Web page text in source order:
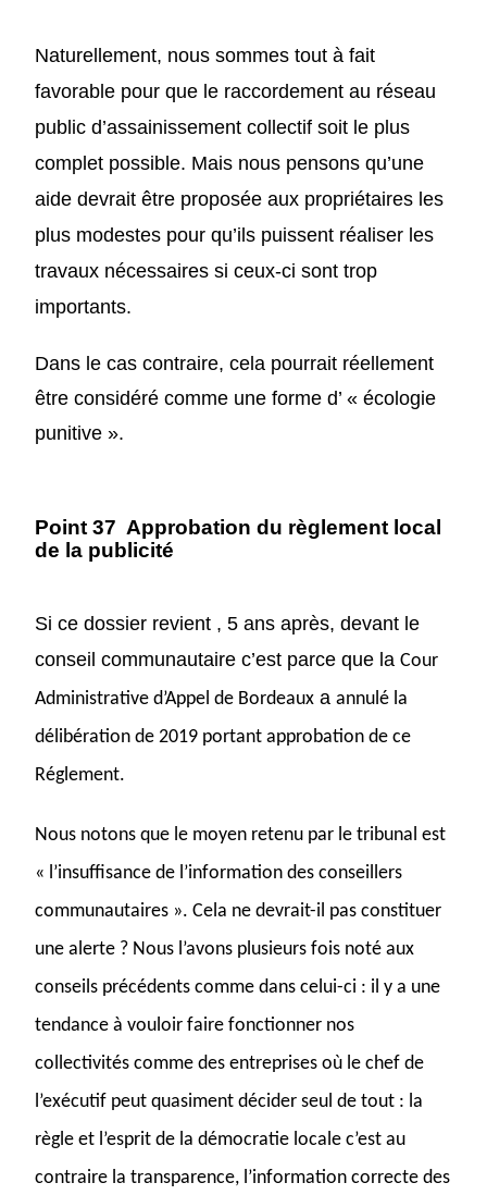
Naturellement, nous sommes tout à fait
favorable pour que le raccordement au réseau
public d’assainissement collectif soit le plus
complet possible. Mais nous pensons qu’une
aide devrait être proposée aux propriétaires les
plus modestes pour qu’ils puissent réaliser les
travaux nécessaires si ceux-ci sonttrop
importants.
Dans le cas contraire, cela pourrait réellement
être considéré comme une forme d’ « écologie
punitive ».
Point 37 Approbation du règlement local
de la publicité
Si ce dossier revient , 5 ans après, devant le
conseil communautaire c’est parce que laCour
Administrative d’Appel de Bordeaux aannulé la
délibération de 2019 portant approbationde ce
Réglement.
Nous notons que le moyen retenu par le tribunal est
« l’insuffisance de l’information des conseillers
communautaires ». Cela ne devrait-il pas constituer
une alerte ? Nous l’avons plusieurs fois noté aux
conseils précédents comme dans celui-ci : il y a une
tendance à vouloir faire fonctionner nos
collectivités comme des entreprises où le chef de
l’exécutif peut quasiment décider seul de tout : la
règle et l’esprit de la démocratie locale c’estau
contraire la transparence, l’information correcte des